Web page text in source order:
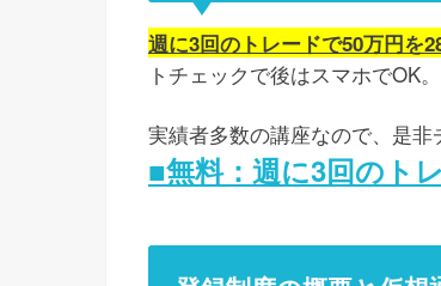
週に3回のトレードで50万円を
トチェックで後はスマホでOK
実績者多数の講座なので、是非
■無料：週に3回のト